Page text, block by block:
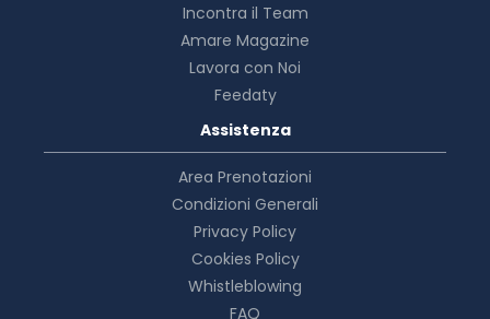
Incontra il Team
Amare Magazine
Lavora con Noi
Feedaty
Assistenza
Area Prenotazioni
Condizioni Generali
Privacy Policy
Cookies Policy
Whistleblowing
FAQ